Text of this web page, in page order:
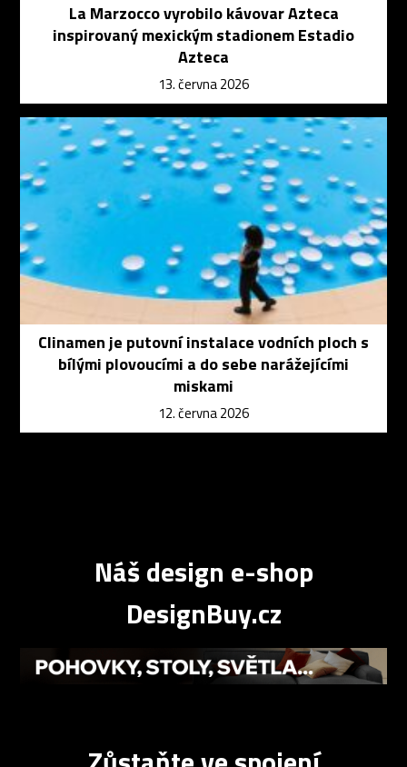
La Marzocco vyrobilo kávovar Azteca
inspirovaný mexickým stadionem Estadio
Azteca
13. června 2026
Clinamen je putovní instalace vodních ploch s
bílými plovoucími a do sebe narážejícími
miskami
12. června 2026
Náš design e-shop
DesignBuy.cz